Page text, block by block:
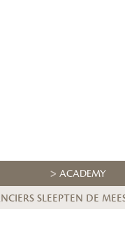
ACADEMY
sleepten de